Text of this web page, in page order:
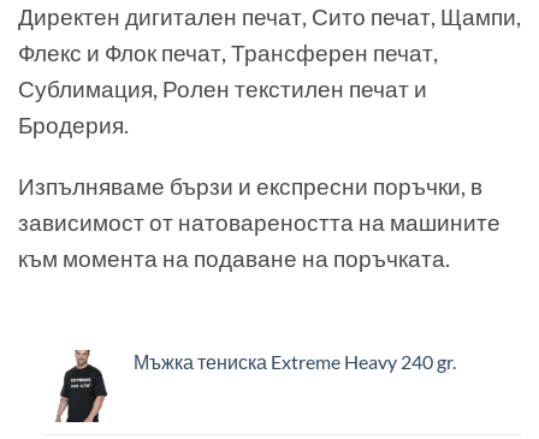
Директен дигитален печат, Сито печат, Щампи,
Флекс и Флок печат, Трансферен печат,
Сублимация, Ролен текстилен печат и
Бродерия.
Изпълняваме бързи и експресни поръчки, в
зависимост от натовареността на машините
към момента на подаване на поръчката.
Мъжка тениска Extreme Heavy 240 gr.